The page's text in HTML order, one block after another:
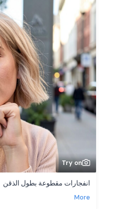
Try on
انفجارات مقطوعة بطول الذقن
More